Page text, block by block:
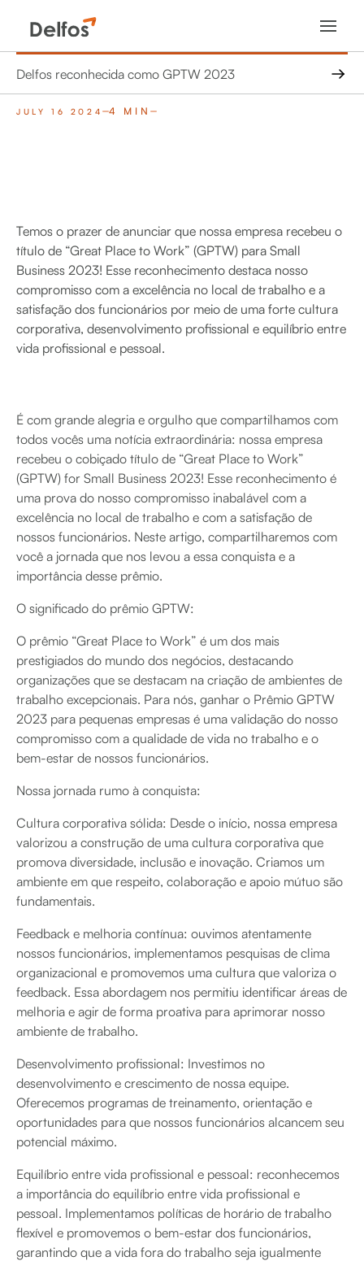
Delfos reconhecida como GPTW 2023
JULY 16 2024 4 MIN
Temos o prazer de anunciar que nossa empresa recebeu o
título de “Great Place to Work” (GPTW) para Small
Business 2023! Esse reconhecimento destaca nosso
compromisso com a excelência no local de trabalho e a
satisfação dos funcionários por meio de uma forte cultura
corporativa, desenvolvimento profissional e equilíbrio entre
vida profissional e pessoal.
É com grande alegria e orgulho que compartilhamos com
todos vocês uma notícia extraordinária: nossa empresa
recebeu o cobiçado título de “Great Place to Work”
(GPTW) for Small Business 2023! Esse reconhecimento é
uma prova do nosso compromisso inabalável com a
excelência no local de trabalho e com a satisfação de
nossos funcionários. Neste artigo, compartilharemos com
você a jornada que nos levou a essa conquista e a
importância desse prêmio.
O significado do prêmio GPTW:
O prêmio “Great Place to Work” é um dos mais
prestigiados do mundo dos negócios, destacando
organizações que se destacam na criação de ambientes de
trabalho excepcionais. Para nós, ganhar o Prêmio GPTW
2023 para pequenas empresas é uma validação do nosso
compromisso com a qualidade de vida no trabalho e o
bem-estar de nossos funcionários.
Nossa jornada rumo à conquista:
Cultura corporativa sólida: Desde o início, nossa empresa
valorizou a construção de uma cultura corporativa que
promova diversidade, inclusão e inovação. Criamos um
ambiente em que respeito, colaboração e apoio mútuo são
fundamentais.
Feedback e melhoria contínua: ouvimos atentamente
nossos funcionários, implementamos pesquisas de clima
organizacional e promovemos uma cultura que valoriza o
feedback. Essa abordagem nos permitiu identificar áreas de
melhoria e agir de forma proativa para aprimorar nosso
ambiente de trabalho.
Desenvolvimento profissional: Investimos no
desenvolvimento e crescimento de nossa equipe.
Oferecemos programas de treinamento, orientação e
oportunidades para que nossos funcionários alcancem seu
potencial máximo.
Equilíbrio entre vida profissional e pessoal: reconhecemos
a importância do equilíbrio entre vida profissional e
pessoal. Implementamos políticas de horário de trabalho
flexível e promovemos o bem-estar dos funcionários,
garantindo que a vida fora do trabalho seja igualmente